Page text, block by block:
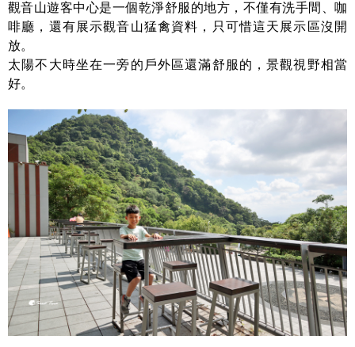
觀音山遊客中心是一個乾淨舒服的地方，不僅有洗手間、咖
啡廳，還有展示觀音山猛禽資料，只可惜這天展示區沒開
放。
太陽不大時坐在一旁的戶外區還滿舒服的，景觀視野相當
好。